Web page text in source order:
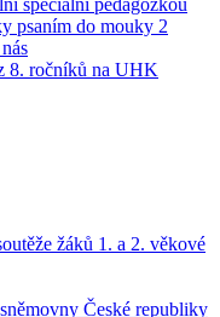
speciální pedagožkou
psaním do mouky 2
8. ročníků na UHK
žáků 1. a 2. věkové
České republiky